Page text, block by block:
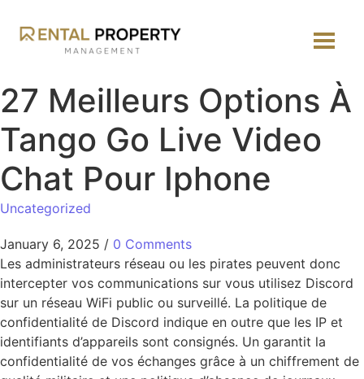
27 Meilleurs Options À
Tango Go Live Video
Chat Pour Iphone
Uncategorized
January 6, 2025 / 0 Comments
Les administrateurs réseau ou les pirates peuvent donc
intercepter vos communications sur vous utilisez Discord
sur un réseau WiFi public ou surveillé. La politique de
confidentialité de Discord indique en outre que les IP et
identifiants d’appareils sont consignés. Un garantit la
confidentialité de vos échanges grâce à un chiffrement de